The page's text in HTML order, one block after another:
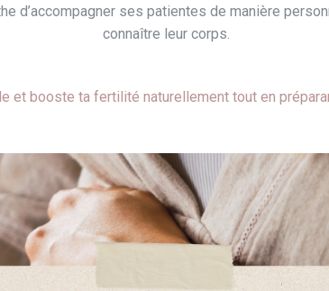
d’accompagner ses patientes de manière
connaître leur corps.
et booste ta fertilité naturellement tout en